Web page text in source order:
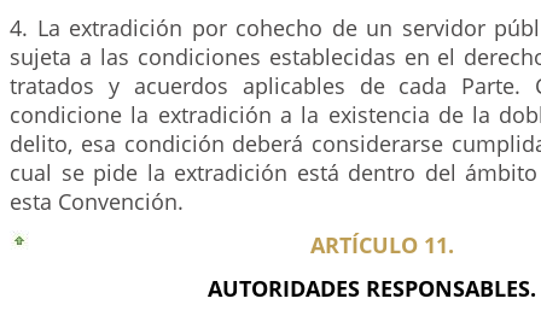
4. La extradición por cohecho de un servidor
sujeta a las condiciones establecidas en el
tratados y acuerdos aplicables de cada Parte.
condicione la extradición a la existencia de la
delito, esa condición deberá considerarse
cual se pide la extradición está dentro del
esta Convención.
ARTÍCULO 11.
AUTORIDADES RESPONSABLES.